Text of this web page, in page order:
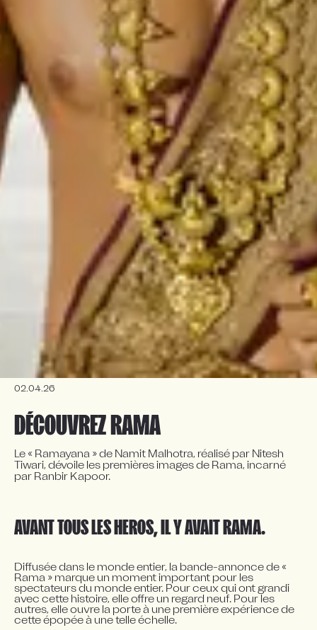
DÉCOUVREZ RAMA
Le « Ramayana » de Namit Malhotra, réalisé par Nitesh
Tiwari, dévoile les premières images de Rama, incarné
par Ranbir Kapoor.
02.04.26
AVANT TOUS LES HÉROS, IL Y AVAIT RAMA.
Diffusée dans le monde entier, la bande-annonce de «
Rama » marque un moment important pour les
spectateurs du monde entier. Pour ceux qui ont grandi
avec cette histoire, elle offre un regard neuf. Pour les
autres, elle ouvre la porte à une première expérience de
cette épopée à une telle échelle.